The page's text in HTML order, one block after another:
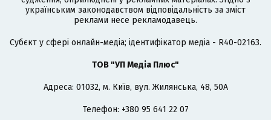
українським законодавством відповідальність за зміст
реклами несе рекламодавець.
Cубєкт у сфері онлайн-медіа; ідентифікатор медіа - R40-02163.
ТОВ "УП Медіа Плюс"
Адреса: 01032, м. Київ, вул. Жилянська, 48, 50А
Телефон: +380 95 641 22 07